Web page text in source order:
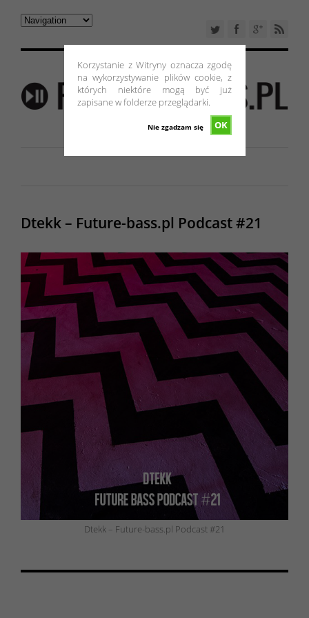
Korzystanie z Witryny oznacza zgodę
na wykorzystywanie plików cookie, z
których niektóre mogą być już
zapisane w folderze przeglądarki.
OK
Nie zgadzam się
Dtekk – Future-bass.pl Podcast #21
Dtekk – Future-bass.pl Podcast #21